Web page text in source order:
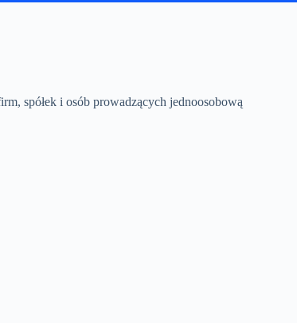
spółek i osób prowadzących jednoosobową